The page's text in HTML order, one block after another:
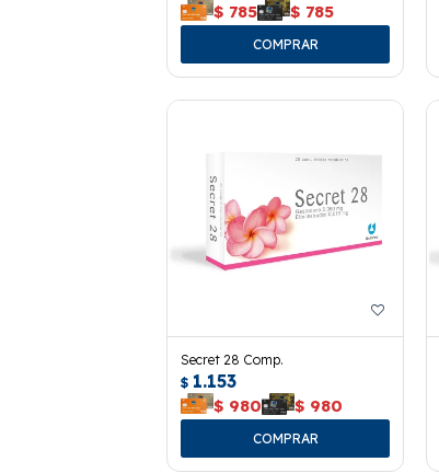
$ 785 $ 785
Secret 28 Comp.
$ 1.153
$ 980 $ 980